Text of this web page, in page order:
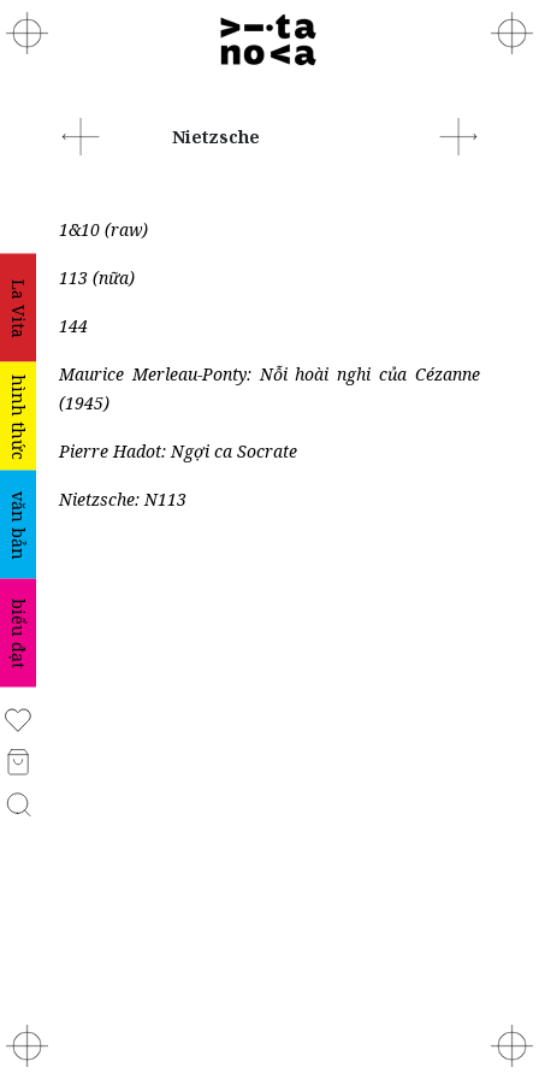
La Vita
hình thức
văn bản
biểu đạt
Nietzsche
1&10 (raw)
113 (nữa)
144
Maurice Merleau-Ponty: Nỗi hoài nghi của Cézanne
(1945)
Pierre Hadot: Ngợi ca Socrate
Nietzsche: N113